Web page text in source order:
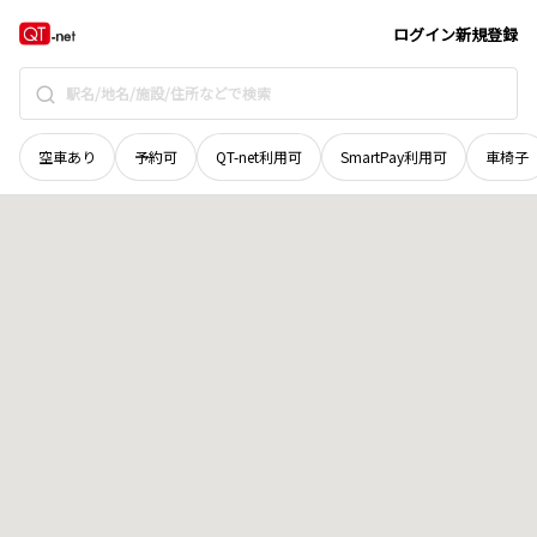
ログイン新規登録
空車あり 予約可 QT-net利用可 SmartPay利用可 車椅子
北海道